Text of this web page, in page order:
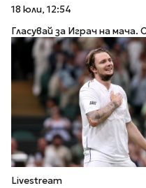
18 юли, 12:54
Гласувай за Играч на
Livestream